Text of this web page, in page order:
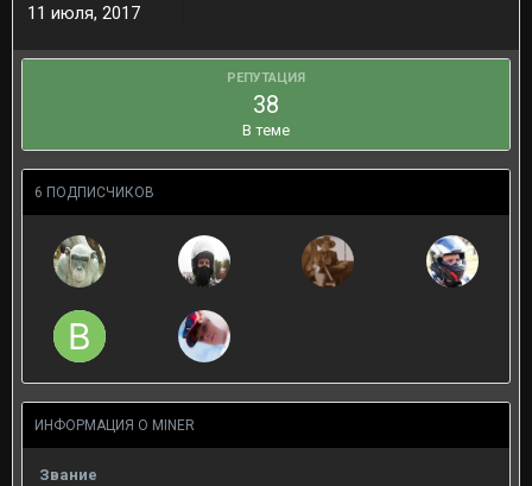
11 июля, 2017
РЕПУТАЦИЯ
38
В теме
6 ПОДПИСЧИКОВ
ИНФОРМАЦИЯ О MINER
Звание